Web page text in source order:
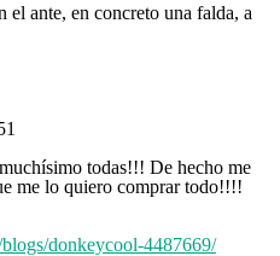
el ante, en concreto una falda, a
todas!!! De hecho me
me lo quiero comprar todo!!!!
donkeycool-4487669/